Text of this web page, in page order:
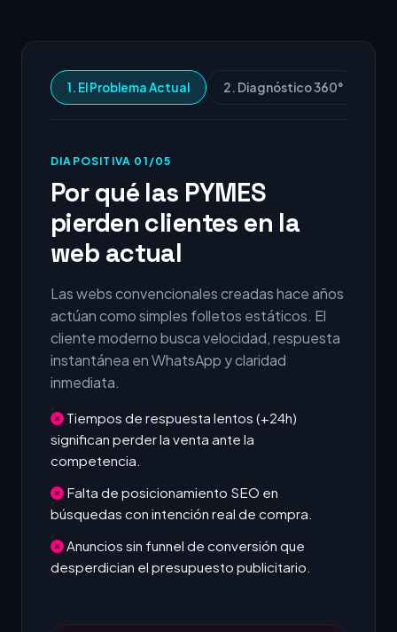
1. El Problema Actual 2. Diagnóstico 360°
DIAPOSITIVA 01/05
Por qué las PYMES
pierden clientes en la
web actual
Las webs convencionales creadas hace años
actúan como simples folletos estáticos. El
cliente moderno busca velocidad, respuesta
instantánea en WhatsApp y claridad
inmediata.
Tiempos de respuesta lentos (+24h)
significan perder la venta ante la
competencia.
Falta de posicionamiento SEO en
búsquedas con intención real de compra.
Anuncios sin funnel de conversión que
desperdician el presupuesto publicitario.